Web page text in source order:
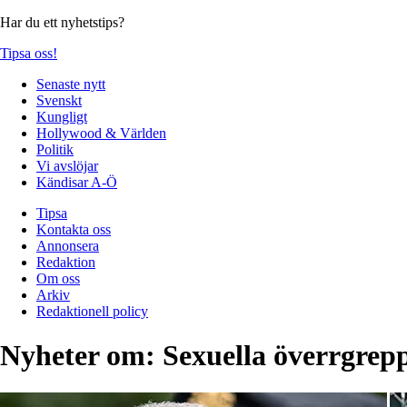
Har du ett nyhetstips?
Tipsa oss!
Senaste nytt
Svenskt
Kungligt
Hollywood & Världen
Politik
Vi avslöjar
Kändisar A-Ö
Tipsa
Kontakta oss
Annonsera
Redaktion
Om oss
Arkiv
Redaktionell policy
Nyheter om: Sexuella